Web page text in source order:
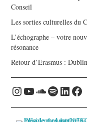
Conseil
Les sorties culturelles du
L’échographe – votre
résonance
Retour d’Erasmus : Dublin
Instagram
YouTube
Soundcloud
Spotify